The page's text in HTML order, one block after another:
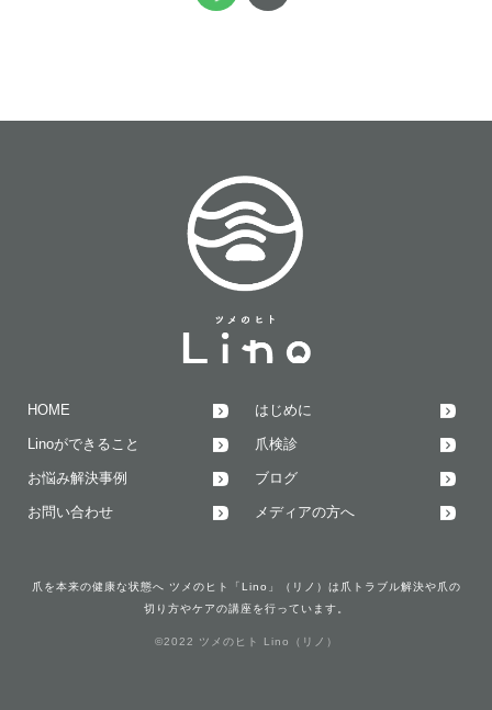
HOME はじめに
Linoができること 爪検診
お悩み解決事例 ブログ
お問い合わせ メディアの方へ
爪を本来の健康な状態へ ツメのヒト「Lino」（リノ）は爪トラブル解決や爪の
切り方やケアの講座を行っています。
©2022 ツメのヒト Lino（リノ）